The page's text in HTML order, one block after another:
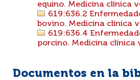
equino. Medicina clínica
619:636.2
bovino. Medicina clínica
619:636.4
porcino. Medicina clínica
Documentos en la